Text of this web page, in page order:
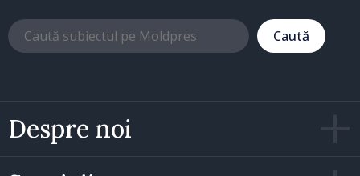
Despre noi
Caută